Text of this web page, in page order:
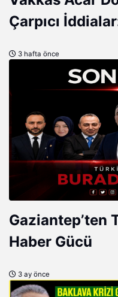
Çarpıcı
3 hafta önce
Gaziantep’ten
Haber Gücü
3 ay önce